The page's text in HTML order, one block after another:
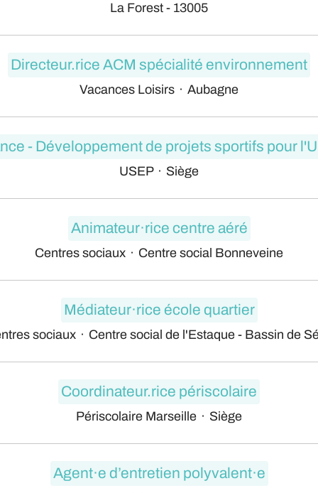
La Forest - 13005
Directeur.rice ACM spécialité environnement
Vacances Loisirs · Aubagne
- Développement de projets sportifs pour
USEP · Siège
Animateur·rice centre aéré
Centres sociaux · Centre social Bonneveine
Médiateur·rice école quartier
sociaux · Centre social de l'Estaque - Bassin de
Coordinateur.rice périscolaire
Périscolaire Marseille · Siège
Agent·e d’entretien polyvalent·e